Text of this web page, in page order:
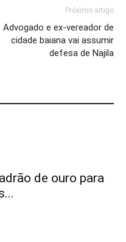
Próximo artigo
Advogado e ex-vereador de
cidade baiana vai assumir
defesa de Najila
de ouro para